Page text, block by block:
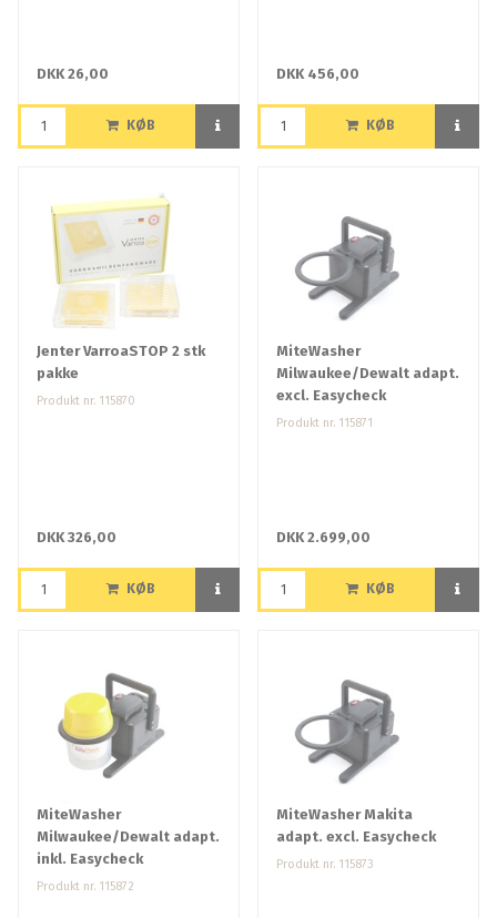
DKK 26,00
KØB
DKK 456,00
KØB
Jenter VarroaSTOP 2 stk
pakke
Produkt nr. 115870
DKK 326,00
KØB
MiteWasher
Milwaukee/Dewalt adapt.
excl. Easycheck
Produkt nr. 115871
DKK 2.699,00
KØB
MiteWasher
Milwaukee/Dewalt adapt.
inkl. Easycheck
Produkt nr. 115872
MiteWasher Makita
adapt. excl. Easycheck
Produkt nr. 115873